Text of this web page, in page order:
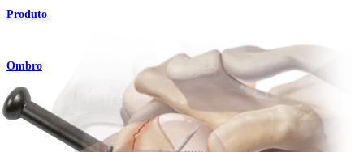
Produto
Ombro
Técnica de colocação de pinos percutâneos